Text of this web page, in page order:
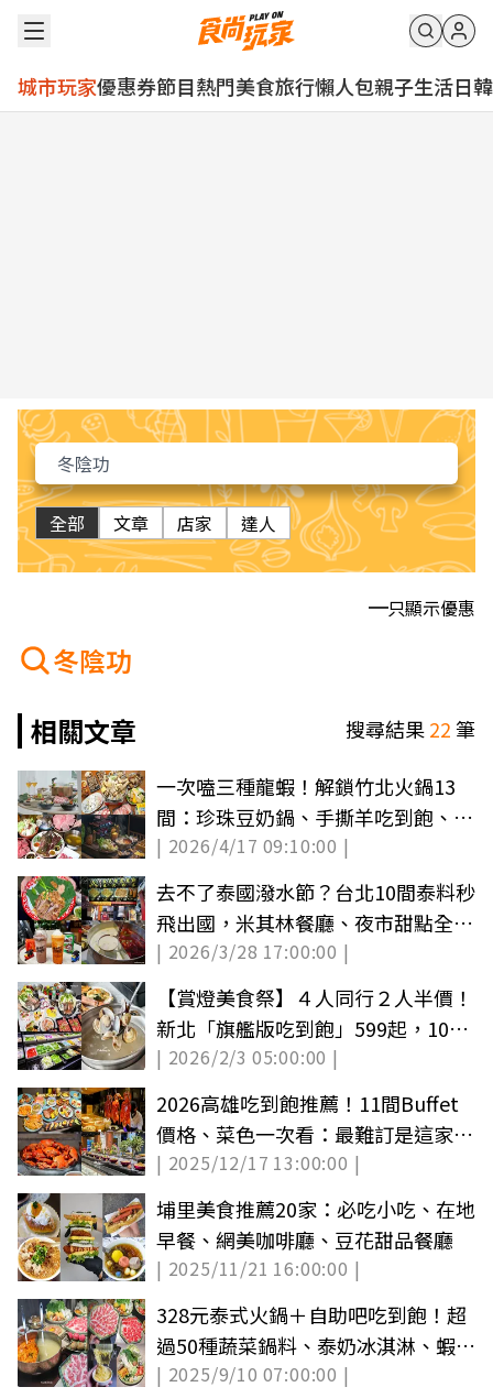
城市玩家優惠券節目熱門美食旅行懶人包親子生活日韓
全部 文章 店家 達人
只顯示優惠
冬陰功
相關文章
搜尋結果22筆
一次嗑三種龍蝦！解鎖竹北火鍋13
間：珍珠豆奶鍋、手撕羊吃到飽、三
頭龍套餐
| 2026/4/17 09:10:00 |
去不了泰國潑水節？台北10間泰料秒
飛出國，米其林餐廳、夜市甜點全攻
略
| 2026/3/28 17:00:00 |
【賞燈美食祭】４人同行２人半價！
新北「旗艦版吃到飽」599起，10多
款湯頭任選
| 2026/2/3 05:00:00 |
2026高雄吃到飽推薦！11間Buffet
價格、菜色一次看：最難訂是這家、
素食天堂
| 2025/12/17 13:00:00 |
埔里美食推薦20家：必吃小吃、在地
早餐、網美咖啡廳、豆花甜品餐廳
| 2025/11/21 16:00:00 |
328元泰式火鍋＋自助吧吃到飽！超
過50種蔬菜鍋料、泰奶冰淇淋、蝦餅
無限夾
| 2025/9/10 07:00:00 |